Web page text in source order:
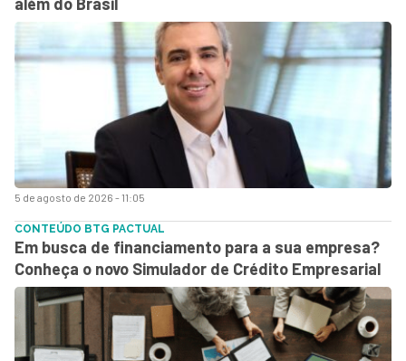
5 de agosto de 2026 - 11:05
CONTEÚDO BTG PACTUAL
Em busca de financiamento para a sua empresa?
Conheça o novo Simulador de Crédito Empresarial